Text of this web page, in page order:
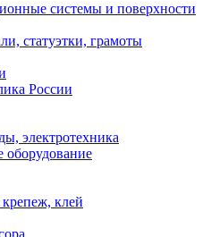
системы и поверхности
статуэтки, грамоты
России
электротехника
оборудование
клей